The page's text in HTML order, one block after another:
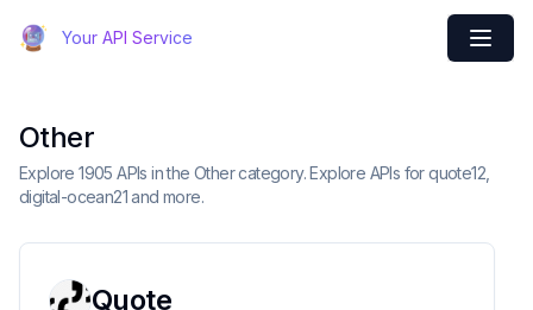
Your API Service
Other
Explore 1905 APIs in the Other category. Explore APIs for quote12,
digital-ocean21 and more.
Quote